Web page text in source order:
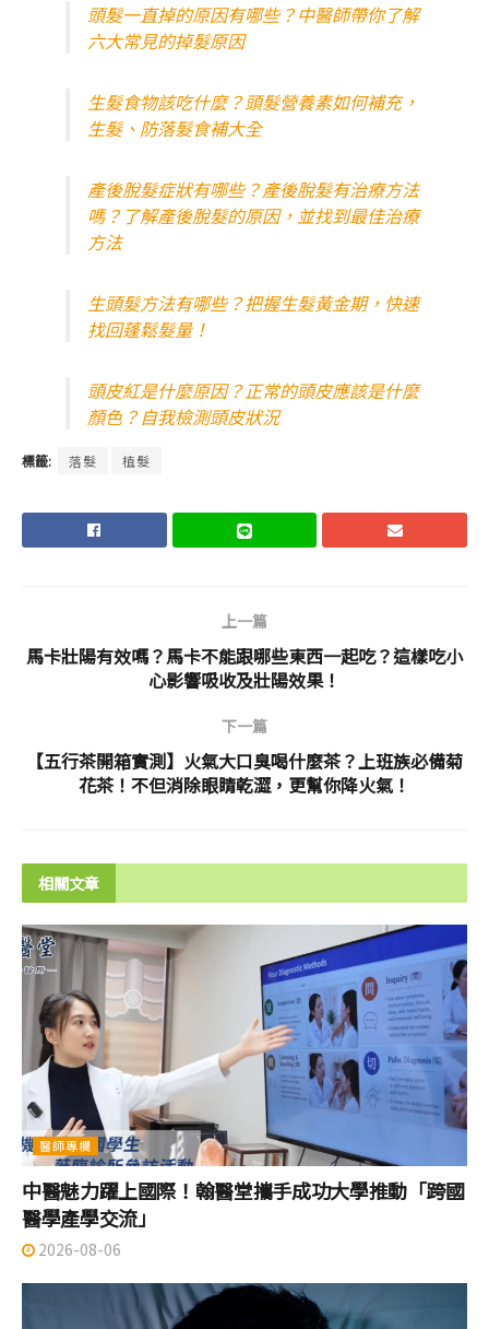
頭髮一直掉的原因有哪些？中醫師帶你了解
六大常見的掉髮原因
生髮食物該吃什麼？頭髮營養素如何補充，
生髮、防落髮食補大全
產後脫髮症狀有哪些？產後脫髮有治療方法
嗎？了解產後脫髮的原因，並找到最佳治療
方法
生頭髮方法有哪些？把握生髮黃金期，快速
找回蓬鬆髮量！
頭皮紅是什麼原因？正常的頭皮應該是什麼
顏色？自我檢測頭皮狀況
標籤: 落髮 植髮
上一篇
馬卡壯陽有效嗎？馬卡不能跟哪些東西一起吃？這樣吃小
心影響吸收及壯陽效果！
下一篇
【五行茶開箱實測】火氣大口臭喝什麼茶？上班族必備菊
花茶！不但消除眼睛乾澀，更幫你降火氣！
相關文章
醫師專欄
中醫魅力躍上國際！翰醫堂攜手成功大學推動「跨國
醫學產學交流」
2026-08-06